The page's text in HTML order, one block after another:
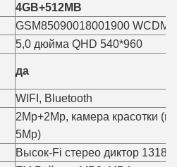
4GB+512MB
GSM85090018001900
5,0 дюйма QHD 540*960
да
WIFI, Bluetooth
2Mp+2Mp, камера красотки
5Mp)
Высок-Fi стерео диктор 1318